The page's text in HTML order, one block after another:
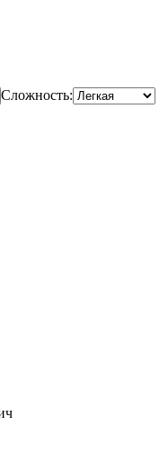
Сложность: